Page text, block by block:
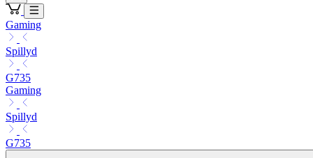
Gaming
Spillyd
G735
Gaming
Spillyd
G735